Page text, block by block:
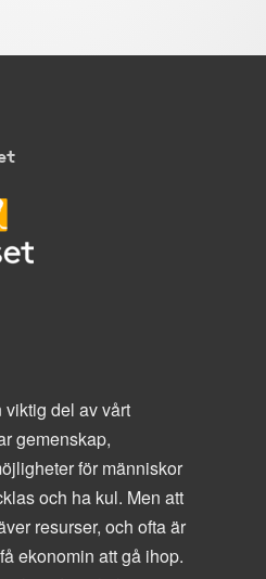
del av vårt
gemenskap,
för människor
och ha kul. Men att
resurser, och ofta är
ekonomin att gå ihop.